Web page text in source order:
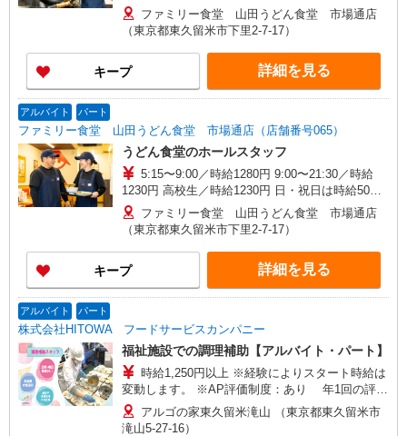
アップ！（9時〜22時）
ファミリー食堂 山田うどん食堂 市場通店
（東京都東久留米市下里2-7-17）
キープ 詳細を見る
アルバイト パート
ファミリー食堂 山田うどん食堂 市場通店（店舗番号065）
うどん食堂のホールスタッフ
5:15〜9:00／時給1280円 9:00〜21:30／時給
1230円 高校生／時給1230円 日・祝日は時給50円
アップ！（9時〜22時）
ファミリー食堂 山田うどん食堂 市場通店
（東京都東久留米市下里2-7-17）
キープ 詳細を見る
アルバイト パート
株式会社HITOWA フードサービスカンパニー
福祉施設での調理補助【アルバイト・パート】
時給1,250円以上 ※経験によりスタート時給は
変動します。 ※AP評価制度：あり 年1回の評価
により時給を見直します。 ※アルバイト賞与（寸
志）：あり 年2回。勤続年数により金額UP。
アルゴの家東久留米滝山 （東京都東久留米市
滝山5-27-16）